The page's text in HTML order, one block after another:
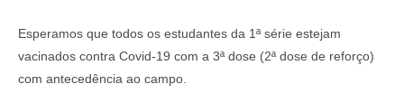
Esperamos que todos os estudantes da 1ª série estejam
vacinados contra Covid-19 com a 3ª dose (2ª dose de reforço)
com antecedência ao campo.